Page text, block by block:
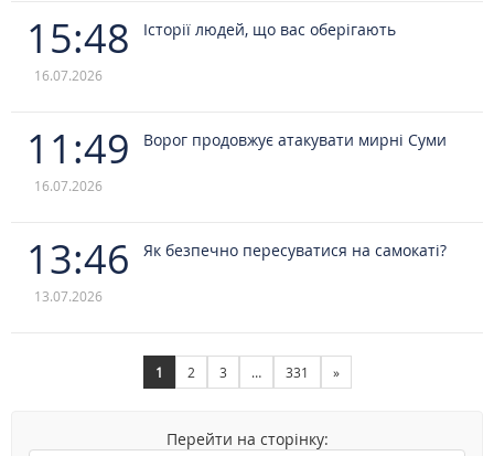
15:48
16.07.2026
Історії людей, що вас оберігають
11:49
16.07.2026
Ворог продовжує атакувати мирні Суми
13:46
13.07.2026
Як безпечно пересуватися на самокаті?
1 2 3 … 331 »
Перейти на сторінку: